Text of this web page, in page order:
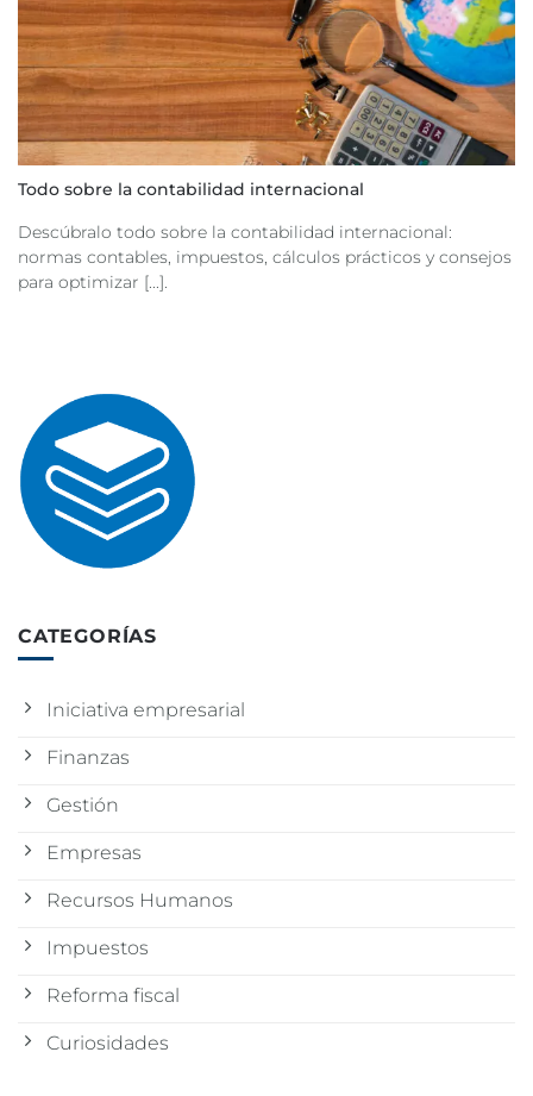
Todo sobre la contabilidad internacional
Descúbralo todo sobre la contabilidad internacional:
normas contables, impuestos, cálculos prácticos y consejos
para optimizar [...].
CATEGORÍAS
Iniciativa empresarial
Finanzas
Gestión
Empresas
Recursos Humanos
Impuestos
Reforma fiscal
Curiosidades